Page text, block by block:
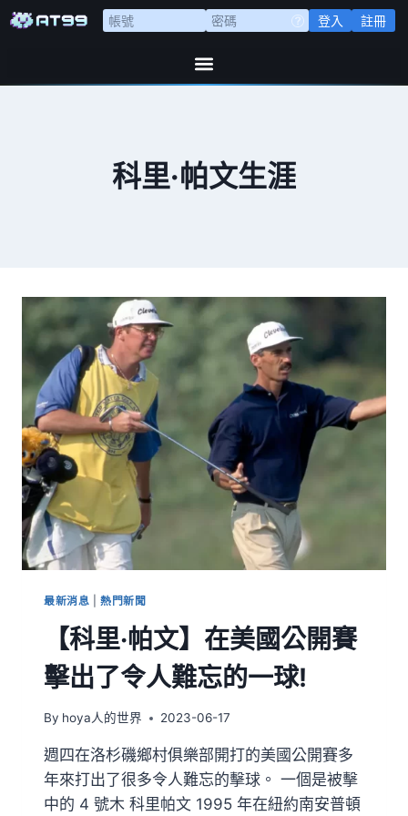
登入 註冊
科里·帕文生涯
最新消息 |熱門新聞
【科里·帕文】在美國公開賽
擊出了令人難忘的一球!
By hoya人的世界 2023-06-17
週四在洛杉磯鄉村俱樂部開打的美國公開賽多
年來打出了很多令人難忘的擊球。 一個是被擊
中的 4 號木 科里帕文 1995 年在紐約南安普頓